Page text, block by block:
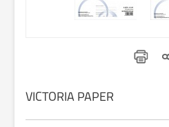
VICTORIA PAPER